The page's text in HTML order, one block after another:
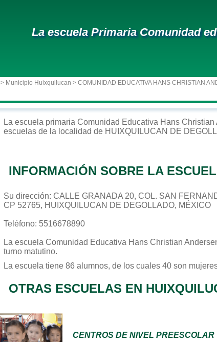
La escuela Primaria Comunidad
> Municipio Huixquilucan > COMUNIDAD EDUCATIVA HANS CHRISTIAN
La escuela primaria Comunidad Educativa Hans Christian
escuelas de la localidad de HUIXQUILUCAN DE
INFORMACIÓN SOBRE LA
Su dirección: CALLE GRANADA 20, COL. SAN
CP 52765, HUIXQUILUCAN DE DEGOLLADO, MÉXICO
Teléfono: 5516678890
La escuela Comunidad Educativa Hans Christian
turno matutino.
La escuela tiene 86 alumnos, de los cuales 40 son
OTRAS ESCUELAS EN
CENTROS DE NIVEL PREESCOLAR